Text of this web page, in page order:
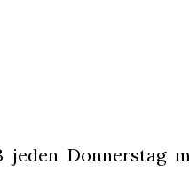
jeden Donnerstag